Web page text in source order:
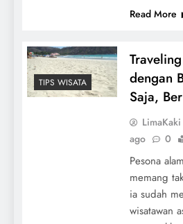
Read More
TIPS WISATA
dengan
Saja,
LimaKaki
ago
0
Pesona
memang
ia sudah
wisatawan